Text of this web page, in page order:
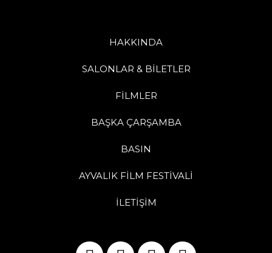
HAKKINDA
SALONLAR & BİLETLER
FİLMLER
BAŞKA ÇARŞAMBA
BASIN
AYVALIK FİLM FESTİVALİ
İLETİŞİM